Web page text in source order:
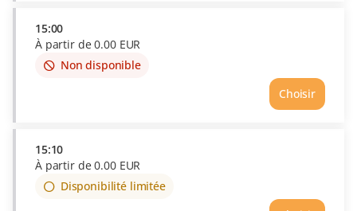
0.00
EUR
15:00
À partir de0.00 EUR
Non disponibleThis
Choisir
15:10
À partir de0.00 EUR
Disponibilité limitée